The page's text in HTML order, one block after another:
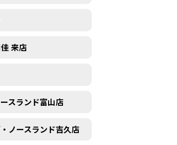
来店
スランド富山店
ノースランド吉久店